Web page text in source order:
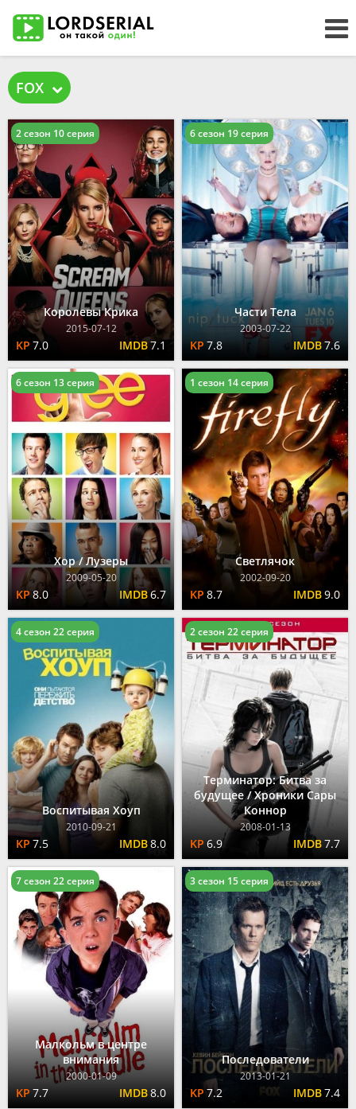
FOX
Королевы Крика
2015-07-12
7.0 7.1
2 сезон 10 серия
Части Тела
2003-07-22
7.8 7.6
6 сезон 19 серия
Хор / Лузеры
2009-05-20
8.0 6.7
6 сезон 13 серия
Светлячок
2002-09-20
8.7 9.0
1 сезон 14 серия
Воспитывая Хоуп
2010-09-21
7.5 8.0
4 сезон 22 серия
Терминатор: Битва за
будущее / Хроники Сары
Коннор
2008-01-13
6.9 7.7
2 сезон 22 серия
Малкольм в центре
внимания
2000-01-09
7.7 8.0
7 сезон 22 серия
Последователи
2013-01-21
7.2 7.4
3 сезон 15 серия